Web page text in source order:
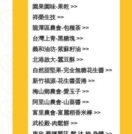
園果園味-果乾 >>
祥榮生技 >>
龍潭區農會-包種茶 >>
台灣上青-黑糖塊 >>
義和油坊-紫蘇籽油 >>
北港啟大-蠶豆酥 >>
自然甜堅果-完全無糖花生醬 >>
新竹福源-花生醬蛋捲 >>
梅山鄉農會-愛玉子 >>
阿里山農會-山葵醬 >>
富里農會-富麗稻香米棒 >>
武松殿-肉鬆餅 >>